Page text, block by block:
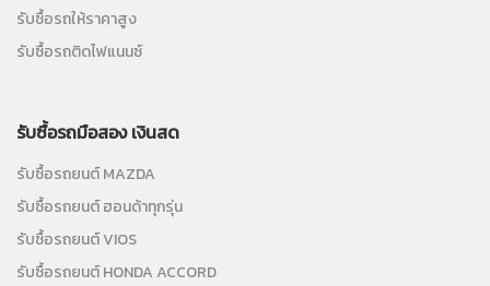
รับซื้อรถให้ราคาสูง
รับซื้อรถติดไฟแนนซ์
รับซื้อรถมือสอง เงินสด
รับซื้อรถยนต์ MAZDA
รับซื้อรถยนต์ ฮอนด้าทุกรุ่น
รับซื้อรถยนต์ VIOS
รับซื้อรถยนต์ HONDA ACCORD